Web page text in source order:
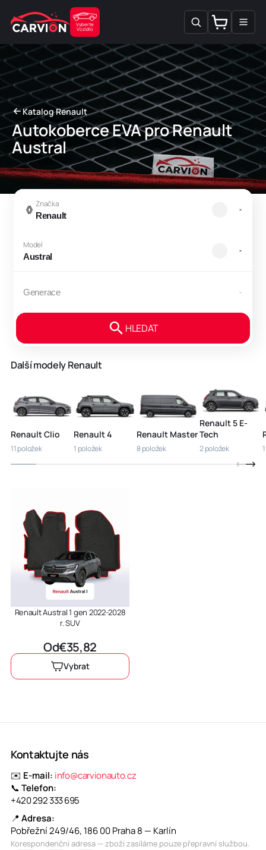
OBSAHU
Vyberte
Vozidlo
Košík
Katalog Renault
K
o
l
e
k
Autokoberce EVA pro Renault
Austral
Další modely Renault
Renault Clio
11 položek
Renault 4
1 položek
Renault Master
8 položek
Renault 5 E-
Tech
2 položek
Značka
Model
HLEDAT
Renault Austral 1 gen 2022-2028
r. SUV
OdVýprodejová cena
€35,82
Vybrat
Kontaktujte nás
✉️ E-mail: info@carvionauto.cz
📞Telefon:
+420 292 333 695
📍Adresa:
Pobřežní 249/46, 186 00 Praha 8 — Karlín
Korespondenční adresa — zboží zasíláme pouze přepravní službou.